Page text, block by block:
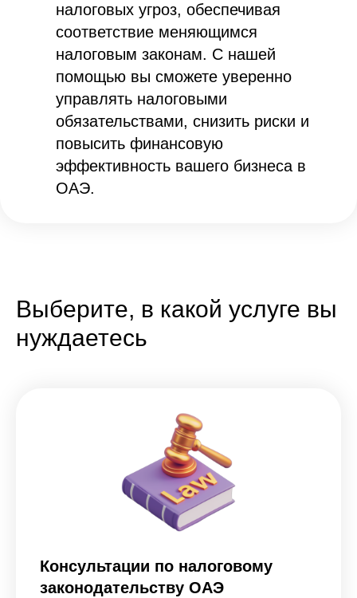
налоговых угроз, обеспечивая
соответствие меняющимся
налоговым законам. С нашей
помощью вы сможете уверенно
управлять налоговыми
обязательствами, снизить риски и
повысить финансовую
эффективность вашего бизнеса в
ОАЭ.
Выберите, в какой услуге вы
нуждаетесь
Консультации по налоговому
законодательству ОАЭ